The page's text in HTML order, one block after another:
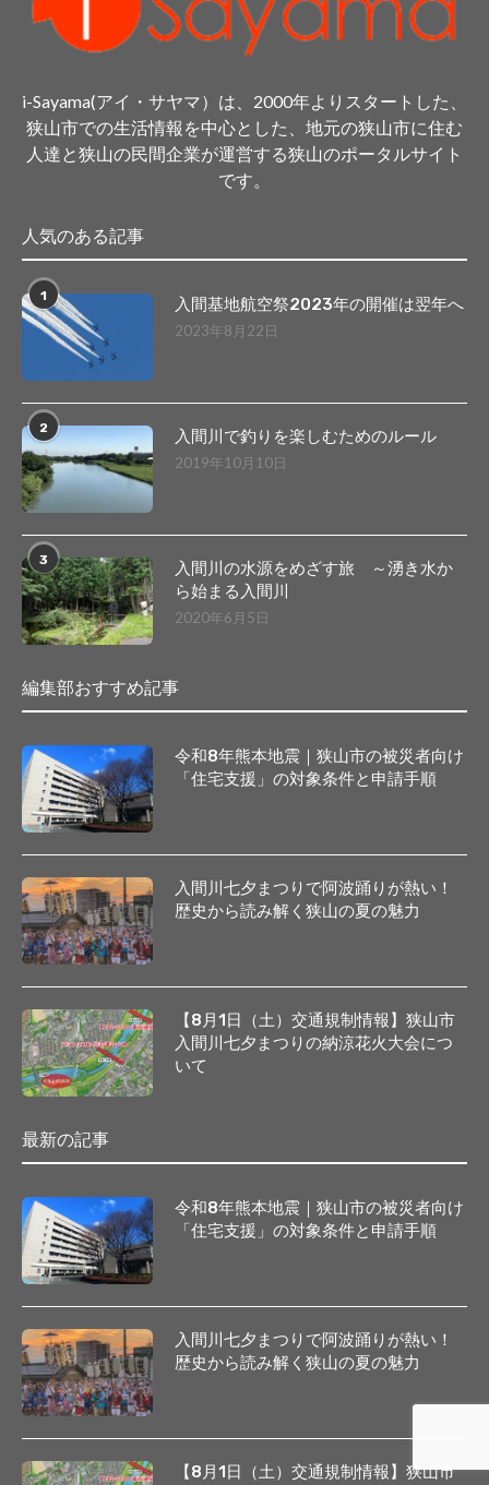
i-Sayama(アイ・サヤマ）は、2000年よりスタートした、
狭山市での生活情報を中心とした、地元の狭山市に住む
人達と狭山の民間企業が運営する狭山のポータルサイト
です。
人気のある記事
1 入間基地航空祭2023年の開催は翌年へ
2023年8月22日
2 入間川で釣りを楽しむためのルール
2019年10月10日
3
入間川の水源をめざす旅 ～湧き水か
ら始まる入間川
2020年6月5日
編集部おすすめ記事
令和8年熊本地震｜狭山市の被災者向け
「住宅支援」の対象条件と申請手順
入間川七夕まつりで阿波踊りが熱い！
歴史から読み解く狭山の夏の魅力
【8月1日（土）交通規制情報】狭山市
入間川七夕まつりの納涼花火大会につ
いて
最新の記事
令和8年熊本地震｜狭山市の被災者向け
「住宅支援」の対象条件と申請手順
入間川七夕まつりで阿波踊りが熱い！
歴史から読み解く狭山の夏の魅力
【8月1日（土）交通規制情報】狭山市